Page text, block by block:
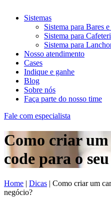
Sistemas
Sistema para Bares
Sistema para
Sistema para
Nosso atendimento
Cases
Indique e ganhe
Blog
Sobre nós
Faça parte do nosso time
Fale com especialista
Como criar
code para o
Home | Dicas | Como criar um
negócio?